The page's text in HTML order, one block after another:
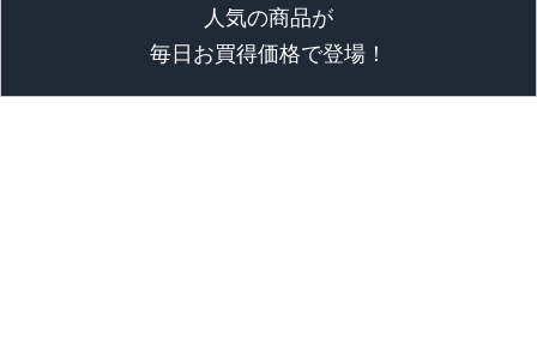
人気の商品が
毎日お買得価格で登場！